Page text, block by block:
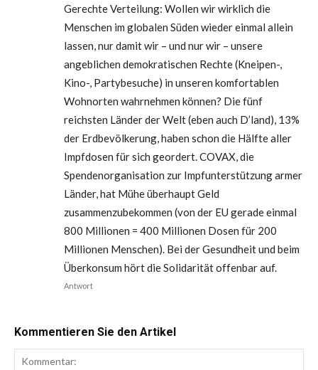
Gerechte Verteilung: Wollen wir wirklich die
Menschen im globalen Süden wieder einmal allein
lassen, nur damit wir – und nur wir – unsere
angeblichen demokratischen Rechte (Kneipen-,
Kino-, Partybesuche) in unseren komfortablen
Wohnorten wahrnehmen können? Die fünf
reichsten Länder der Welt (eben auch D’land), 13%
der Erdbevölkerung, haben schon die Hälfte aller
Impfdosen für sich geordert. COVAX, die
Spendenorganisation zur Impfunterstützung armer
Länder, hat Mühe überhaupt Geld
zusammenzubekommen (von der EU gerade einmal
800 Millionen = 400 Millionen Dosen für 200
Millionen Menschen). Bei der Gesundheit und beim
Überkonsum hört die Solidarität offenbar auf.
Antwort
Kommentieren Sie den Artikel